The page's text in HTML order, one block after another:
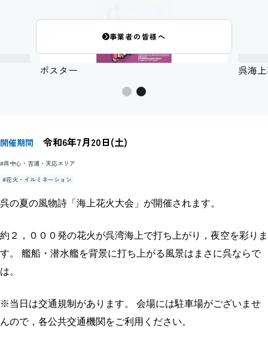
事業者の皆様へ
ポスター 呉海
開催期間 令和6年7月20日(土)
#呉中心・吉浦・天応エリア
#花火・イルミネーション
呉の夏の風物詩「海上花火大会」が開催されます。
約２，０００発の花火が呉湾海上で打ち上がり，夜空を彩りま
す。 艦船・潜水艦を背景に打ち上がる風景はまさに呉ならで
は。
※当日は交通規制があります。 会場には駐車場がございませ
んので，各公共交通機関をご利用ください。